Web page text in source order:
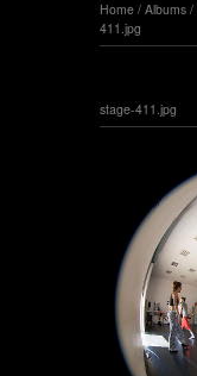
Home / Albums /
411.jpg
stage-411.jpg